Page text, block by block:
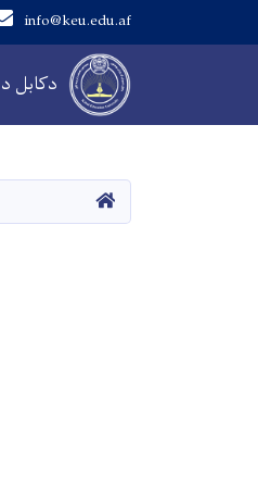
دکابل
info@keu.edu.af
navigation
کور